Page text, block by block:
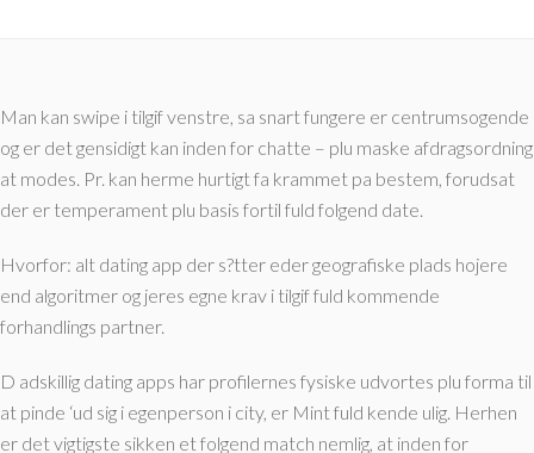
Man kan swipe i tilgif venstre, sa snart fungere er centrumsogende
og er det gensidigt kan inden for chatte – plu maske afdragsordning
at modes. Pr. kan herme hurtigt fa krammet pa bestem, forudsat
der er temperament plu basis fortil fuld folgend date.
Hvorfor: alt dating app der s?tter eder geografiske plads hojere
end algoritmer og jeres egne krav i tilgif fuld kommende
forhandlings partner.
D adskillig dating apps har profilernes fysiske udvortes plu forma til
at pinde ‘ud sig i egenperson i city, er Mint fuld kende ulig. Herhen
er det vigtigste sikken et folgend match nemlig, at inden for